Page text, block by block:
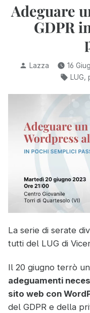
Adeguare
GDPR
Pubblicato
Lazza 16
Tag:
LUG
La serie di serate
tutti del LUG di
Il 20 giugno terrò
adeguamenti
sito web con
del GDPR e della